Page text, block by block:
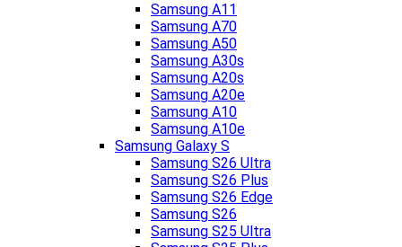
Samsung A11
Samsung A70
Samsung A50
Samsung A30s
Samsung A20s
Samsung A20e
Samsung A10
Samsung A10e
Samsung Galaxy S
Samsung S26 Ultra
Samsung S26 Plus
Samsung S26 Edge
Samsung S26
Samsung S25 Ultra